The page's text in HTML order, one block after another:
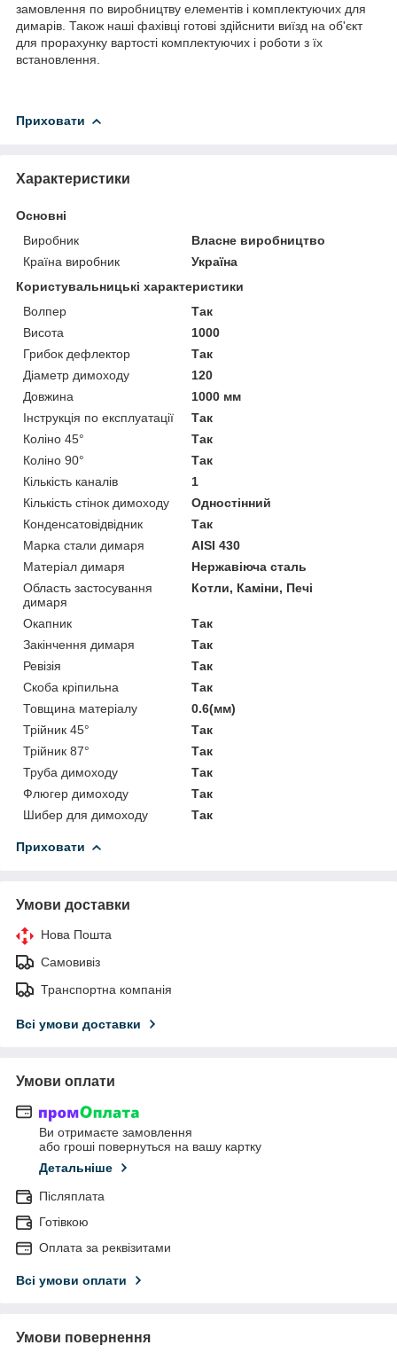
замовлення по виробництву елементів і комплектуючих для
димарів. Також наші фахівці готові здійснити виїзд на об'єкт
для прорахунку вартості комплектуючих і роботи з їх
встановлення.
Приховати
Характеристики
Основні
Виробник
Власне виробництво
Країна виробник
Україна
Користувальницькі характеристики
Волпер
Так
Висота
1000
Грибок дефлектор
Так
Діаметр димоходу
120
Довжина
1000 мм
Інструкція по експлуатації
Так
Коліно 45°
Так
Коліно 90°
Так
Кількість каналів
1
Кількість стінок димоходу
Одностінний
Конденсатовідвідник
Так
Марка стали димаря
AISI 430
Матеріал димаря
Нержавіюча сталь
Область застосування
димаря
Котли, Каміни, Печі
Окапник
Так
Закінчення димаря
Так
Ревізія
Так
Скоба кріпильна
Так
Товщина матеріалу
0.6(мм)
Трійник 45°
Так
Трійник 87°
Так
Труба димоходу
Так
Флюгер димоходу
Так
Шибер для димоходу
Так
Приховати
Умови доставки
Нова Пошта
Самовивіз
Транспортна компанія
Всі умови доставки
Умови оплати
Ви отримаєте замовлення
або гроші повернуться на вашу картку
Детальніше
Післяплата
Готівкою
Оплата за реквізитами
Всі умови оплати
Умови повернення